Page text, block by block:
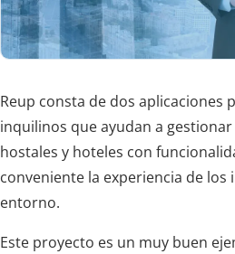
Reup consta de dos aplicaciones
inquilinos que ayudan a
hostales y hoteles con
conveniente la experiencia de
entorno.
Este proyecto es un muy buen